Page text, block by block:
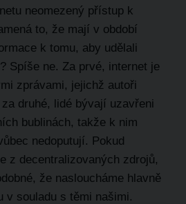
neomezený přístup k
to, že mají v období
k tomu, aby udělali
Spíše ne. Za prvé, internet je
zprávami, jejichž autoři
druhé, lidé bývají uzavřeni
bublinách, takže k nim
nedoputují. Pokud
z decentralizovaných zdrojů,
že nasloucháme hlavně
v souladu s těmi našimi.